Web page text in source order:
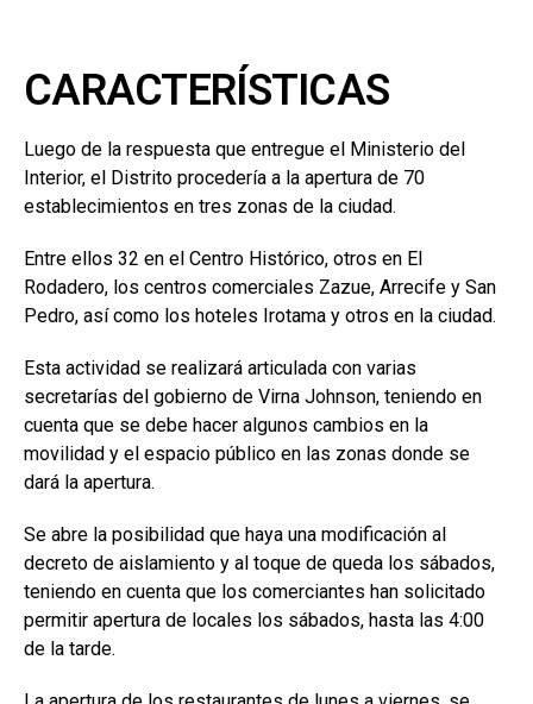
CARACTERÍSTICAS
Luego de la respuesta que entregue el Ministerio del
Interior, el Distrito procedería a la apertura de 70
establecimientos en tres zonas de la ciudad.
Entre ellos 32 en el Centro Histórico, otros en El
Rodadero, los centros comerciales Zazue, Arrecife y San
Pedro, así como los hoteles Irotama y otros en la ciudad.
Esta actividad se realizará articulada con varias
secretarías del gobierno de Virna Johnson, teniendo en
cuenta que se debe hacer algunos cambios en la
movilidad y el espacio público en las zonas donde se
dará la apertura.
Se abre la posibilidad que haya una modificación al
decreto de aislamiento y al toque de queda los sábados,
teniendo en cuenta que los comerciantes han solicitado
permitir apertura de locales los sábados, hasta las 4:00
de la tarde.